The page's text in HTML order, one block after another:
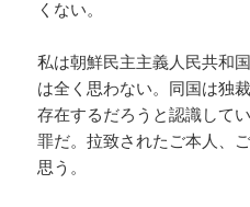
くない。
私は朝鮮民主主義人民共和
は全く思わない。同国は独
存在するだろうと認識して
罪だ。拉致されたご本人、
思う。